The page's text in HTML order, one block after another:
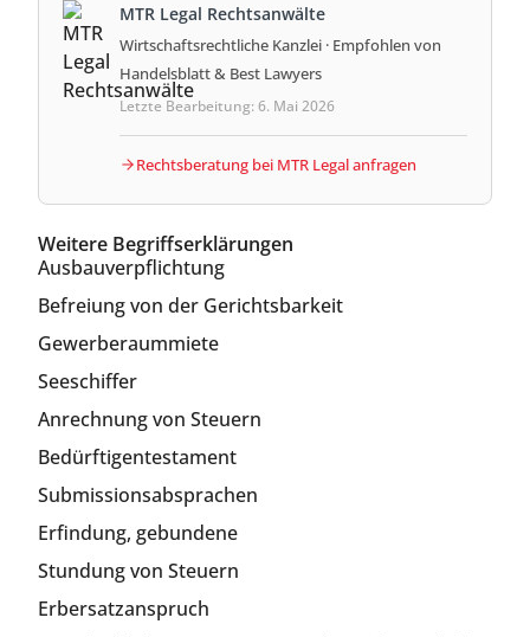
MTR Legal Rechtsanwälte
Wirtschaftsrechtliche Kanzlei · Empfohlen von
Handelsblatt & Best Lawyers
Letzte Bearbeitung: 6. Mai 2026
Rechtsberatung bei MTR Legal anfragen
Weitere Begriffserklärungen
Ausbauverpflichtung
Befreiung von der Gerichtsbarkeit
Gewerberaummiete
Seeschiffer
Anrechnung von Steuern
Bedürftigentestament
Submissionsabsprachen
Erfindung, gebundene
Stundung von Steuern
Erbersatzanspruch